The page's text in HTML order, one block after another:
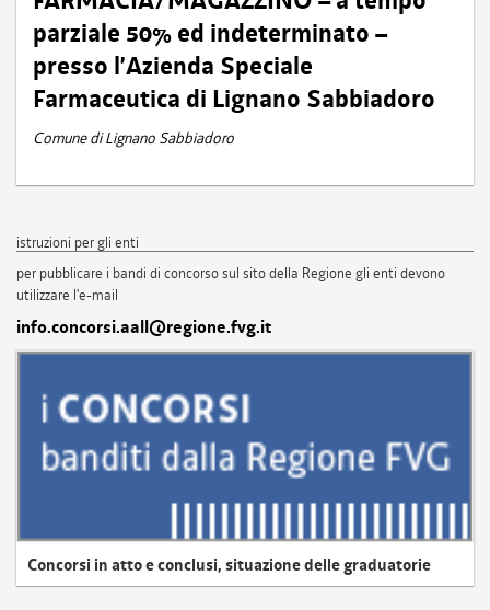
parziale 50% ed indeterminato –
presso l’Azienda Speciale
Farmaceutica di Lignano Sabbiadoro
Comune di Lignano Sabbiadoro
istruzioni per gli enti
per pubblicare i bandi di concorso sul sito della Regione gli enti devono
utilizzare l'e-mail
info.concorsi.aall@regione.fvg.it
Concorsi in atto e conclusi, situazione delle graduatorie